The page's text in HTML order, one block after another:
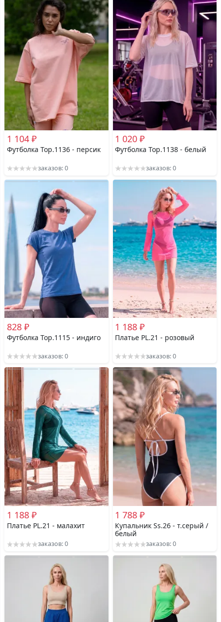
1 104 ₽
Футболка Top.1136 - персик
заказов: 0
1 020 ₽
Футболка Top.1138 - белый
заказов: 0
828 ₽
Футболка Top.1115 - индиго
заказов: 0
1 188 ₽
Платье PL.21 - розовый
заказов: 0
1 188 ₽
Платье PL.21 - малахит
заказов: 0
1 788 ₽
Купальник Ss.26 - т.серый /
белый
заказов: 0